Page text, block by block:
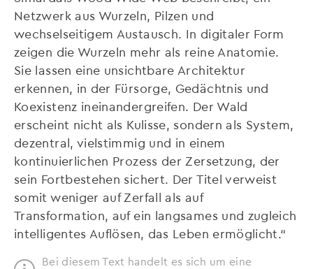
Netzwerk aus Wurzeln, Pilzen und
wechselseitigem Austausch. In digitaler Form
zeigen die Wurzeln mehr als reine Anatomie.
Sie lassen eine unsichtbare Architektur
erkennen, in der Fürsorge, Gedächtnis und
Koexistenz ineinandergreifen. Der Wald
erscheint nicht als Kulisse, sondern als System,
dezentral, vielstimmig und in einem
kontinuierlichen Prozess der Zersetzung, der
sein Fortbestehen sichert. Der Titel verweist
somit weniger auf Zerfall als auf
Transformation, auf ein langsames und zugleich
intelligentes Auflösen, das Leben ermöglicht.“
Bei diesem Text handelt es sich um eine